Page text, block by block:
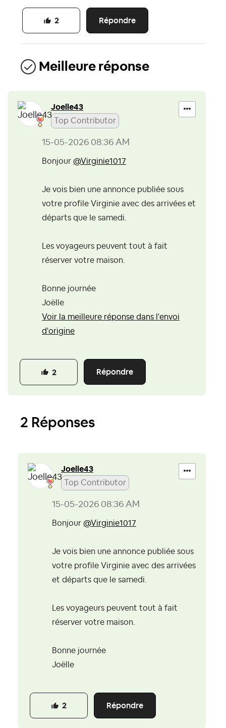
Répondre
2
Meilleure réponse
Joelle43
Top Contributor
‎15-05-2026 08:36 AM
Bonjour @Virginie1017
Je vois bien une annonce publiée sous
votre profile Virginie avec des arrivées et
départs que le samedi.
Les voyageurs peuvent tout à fait
réserver votre maison.
Bonne journée
Joëlle
Voir la meilleure réponse dans l'envoi
d'origine
Répondre
2
2 Réponses
Joelle43
Top Contributor
‎15-05-2026 08:36 AM
Bonjour @Virginie1017
Je vois bien une annonce publiée sous
votre profile Virginie avec des arrivées
et départs que le samedi.
Les voyageurs peuvent tout à fait
réserver votre maison.
Bonne journée
Joëlle
Répondre
2